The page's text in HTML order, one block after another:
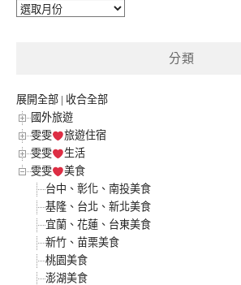
彙
分類
展開全部 | 收合全部
國外旅遊
雯雯
旅遊住宿
雯雯
生活
雯雯
美食
台中、彰化、南投美食
基隆、台北、新北美食
宜蘭、花蓮、台東美食
新竹、苗栗美食
桃園美食
澎湖美食